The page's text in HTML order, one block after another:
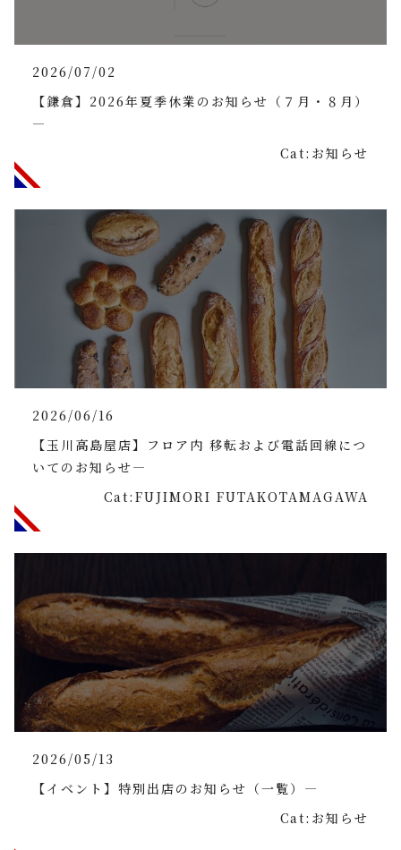
2026/07/02
【鎌倉】2026年夏季休業のお知らせ（７月・８月）
―
Cat:お知らせ
2026/06/16
【玉川高島屋店】フロア内 移転および電話回線につ
いてのお知らせ―
Cat:FUJIMORI FUTAKOTAMAGAWA
2026/05/13
【イベント】特別出店のお知らせ（一覧）―
Cat:お知らせ